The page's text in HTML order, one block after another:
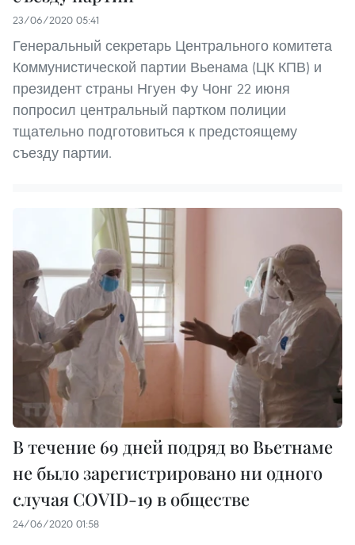
23/06/2020 05:41
Генеральный секретарь Центрального комитета
Коммунистической партии Вьенама (ЦК КПВ) и
президент страны Нгуен Фу Чонг 22 июня
попросил центральный партком полиции
тщательно подготовиться к предстоящему
съезду партии.
В течение 69 дней подряд во Вьетнаме
не было зарегистрировано ни одного
случая COVID-19 в обществе
24/06/2020 01:58